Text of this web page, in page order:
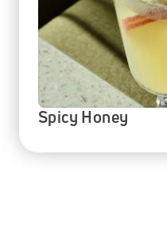
Spicy Honey